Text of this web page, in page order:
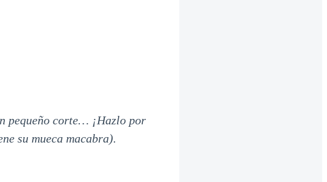
pequeño corte… ¡Hazlo por
su mueca macabra).